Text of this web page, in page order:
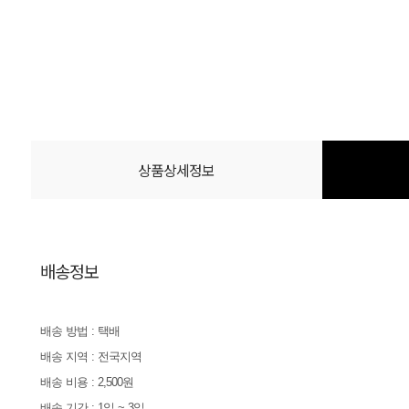
상품상세정보
배송정보
배송 방법 : 택배
배송 지역 : 전국지역
배송 비용 : 2,500원